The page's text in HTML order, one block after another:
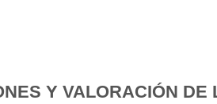
Y VALORACIÓN DE